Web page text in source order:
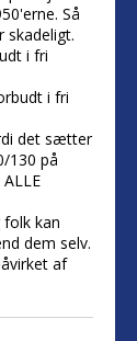
Så
skadeligt.
i fri
i fri
det sætter
130 på
kan
dem selv.
af